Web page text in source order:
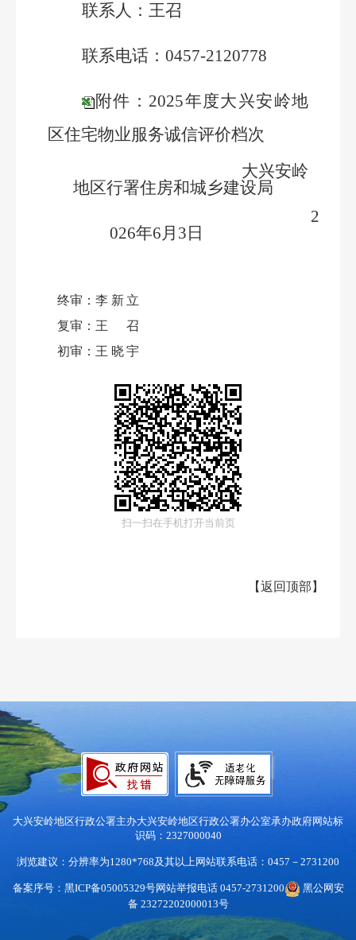
联系人：王召
联系电话：0457-2120778
附件：2025年度大兴安岭地
区住宅物业服务诚信评价档次
大兴安岭
地区行署住房和城乡建设局
2
026年6月3日
终审： 李新立
复审： 王召
初审： 王晓宇
扫一扫在手机打开当前页
【返回顶部 】
大兴安岭地区行政公署主办大兴安岭地区行政公署办公室承办政府网站标
识码：2327000040
浏览建议：分辨率为1280*768及其以上网站联系电话：0457－2731200
备案序号：黑ICP备05005329号网站举报电话 0457-2731200
黑公网安
备 23272202000013号